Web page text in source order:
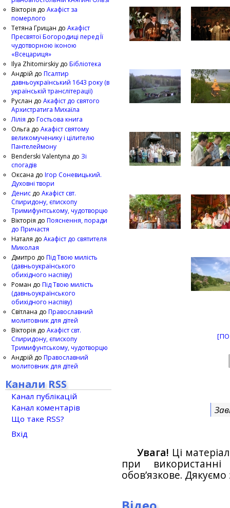
Увага! Ці
при
обов’язкове.
Вікторія до Акафіст за
померлого
Тетяна Грицан до Акафіст
Пресвятої Богородиці перед Її
чудотворною іконою
«Всецариця»
Ilya Zhitomirskiy до Бібліотека
Андрій до Псалтир
давньоукраїнський 1643 року (в
українській транслітерації)
Руслан до Акафіст до святого
Архистратига Михаїла
Лілія до Гостьова книга
Ольга до Акафіст святому
великомученику і цілителю
Пантелеймону
Benderski Valentyna до Зі
спогадів
Оксана до Ігор Соневицький.
Духовні твори
Денис до Акафіст свт.
Спиридону, єпископу
Тримифунтському, чудотворцю
Вікторія до Пояснення, поради
до Причастя
Наталя до Акафіст до святителя
Миколая
Дмитро до Під Твою милість
(давньоукраїнського
обихідного наспіву)
Роман до Під Твою милість
(давньоукраїнського
обихідного наспіву)
Світлана до Православний
молитовник для дітей
Вікторія до Акафіст свт.
Спиридону, єпископу
Тримифунтському, чудотворцю
Андрій до Православний
молитовник для дітей
Канали RSS
Канал публікацій
Канал коментарів
Що таке RSS?
Вхід